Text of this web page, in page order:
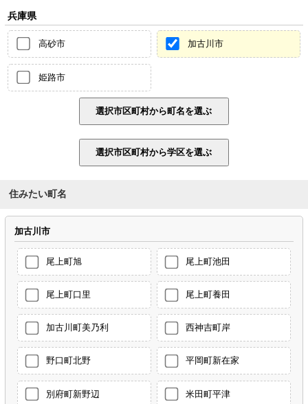
兵庫県
高砂市 加古川市
姫路市
住みたい町名
加古川市
尾上町旭 尾上町池田
尾上町口里 尾上町養田
加古川町美乃利 西神吉町岸
野口町北野 平岡町新在家
別府町新野辺 米田町平津